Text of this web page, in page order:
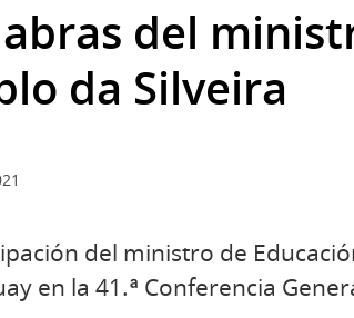
del
da Silveira
del ministro de
en la 41.ª Conferencia